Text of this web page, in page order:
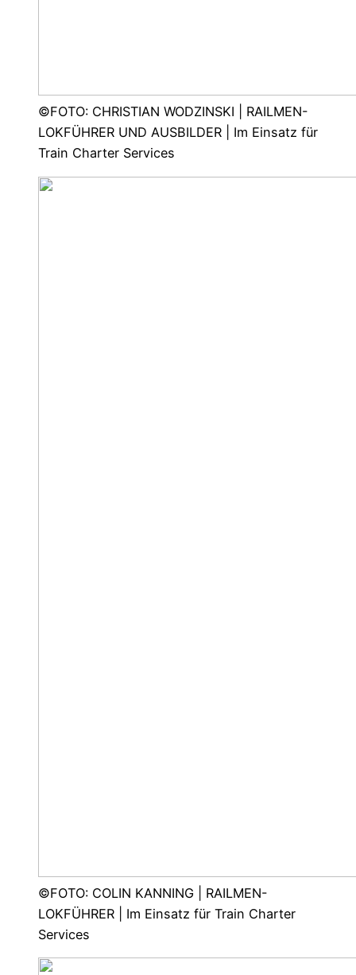
©FOTO: CHRISTIAN WODZINSKI | RAILMEN-
LOKFÜHRER UND AUSBILDER | Im Einsatz für
Train Charter Services
©FOTO: COLIN KANNING | RAILMEN-
LOKFÜHRER | Im Einsatz für Train Charter
Services